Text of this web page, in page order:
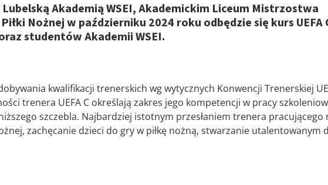
Akademią WSEI, Akademickim Liceum Mistrzostwa
Nożnej w październiku 2024 roku odbędzie się kurs UEFA
studentów Akademii WSEI.
kwalifikacji trenerskich wg wytycznych Konwencji Trenerskiej
trenera UEFA C określają zakres jego kompetencji w pracy
szczebla. Najbardziej istotnym przesłaniem trenera pracującego
zachęcanie dzieci do gry w piłkę nożną, stwarzanie utalentowanym